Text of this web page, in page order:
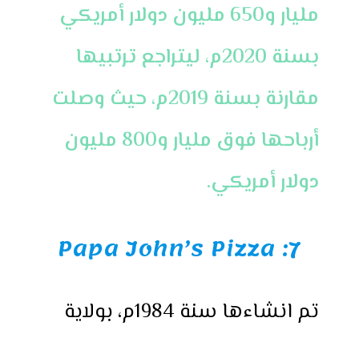
مليار و650 مليون دولار أمريكي
بسنة 2020م، ليتراجع ترتبيها
مقارنة بسنة 2019م، حيث وصلت
أرباحها فوق مليار و800 مليون
دولار أمريكي.
7: Papa John’s Pizza
تم انشاءها سنة 1984م، بولاية